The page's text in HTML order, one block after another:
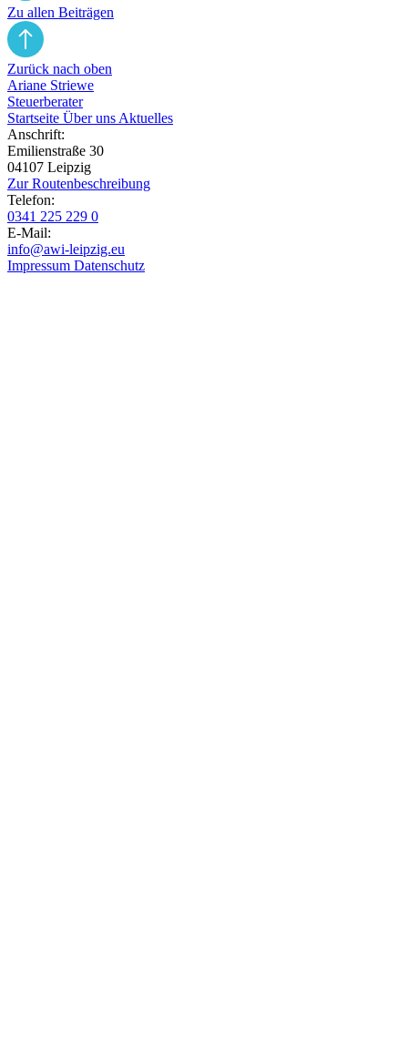
Zu allen Beiträgen
Zurück nach oben
Ariane Striewe
Steuerberater
Startseite Über uns Aktuelles
Anschrift:
Emilienstraße 30
04107 Leipzig
Zur Routen­beschreibung
Telefon:
0341 225 229 0
E-Mail:
info@awi-leipzig.eu
Impressum Datenschutz